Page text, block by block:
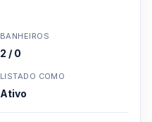
BANHEIROS
2 / 0
LISTADO COMO
Ativo